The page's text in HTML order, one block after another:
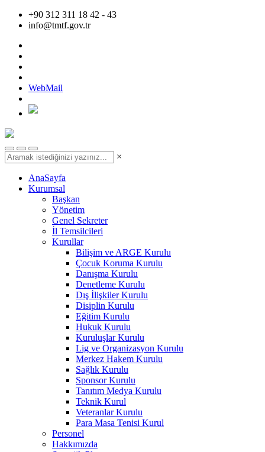
+90 312 311 18 42 - 43
info@tmtf.gov.tr
WebMail
×
AnaSayfa
Kurumsal
Başkan
Yönetim
Genel Sekreter
İl Temsilcileri
Kurullar
Bilişim ve ARGE Kurulu
Çocuk Koruma Kurulu
Danışma Kurulu
Denetleme Kurulu
Dış İlişkiler Kurulu
Disiplin Kurulu
Eğitim Kurulu
Hukuk Kurulu
Kuruluşlar Kurulu
Lig ve Organizasyon Kurulu
Merkez Hakem Kurulu
Sağlık Kurulu
Sponsor Kurulu
Tanıtım Medya Kurulu
Teknik Kurul
Veteranlar Kurulu
Para Masa Tenisi Kurul
Personel
Hakkımızda